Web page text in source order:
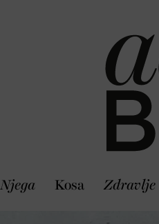
Njega Kosa Zdravlje